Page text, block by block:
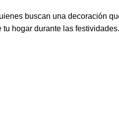
buscan una decoración
hogar durante las